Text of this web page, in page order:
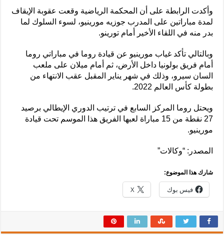
وأكدت الرابطة على أن المحكمة الرياضية وقعت عقوبة الإيقاف
لمدة مباراتين على المدرب جوزيه مورينيو، لسوء السلوك لما
بدر منه في اللقاء الأخير أمام تورينو.
وبالتالي تأكد غياب مورينيو عن قيادة روما في مباراتي روما
أمام فريق بولونيا داخل الأرض، ثم أمام ميلان على ملعب
السان سيرو، وذلك في شهر يناير المقبل عقب الانتهاء من
بطولة كأس العالم 2022.
ويحتل روما المركز السابع في ترتيب الدوري الإيطالي برصيد
27 نقطة من 15 مباراة لعبها الفريق هذا الموسم تحت قيادة
مورينيو.
المصدر: “وكالات”
شارك هذا الموضوع:
فيس بوك X